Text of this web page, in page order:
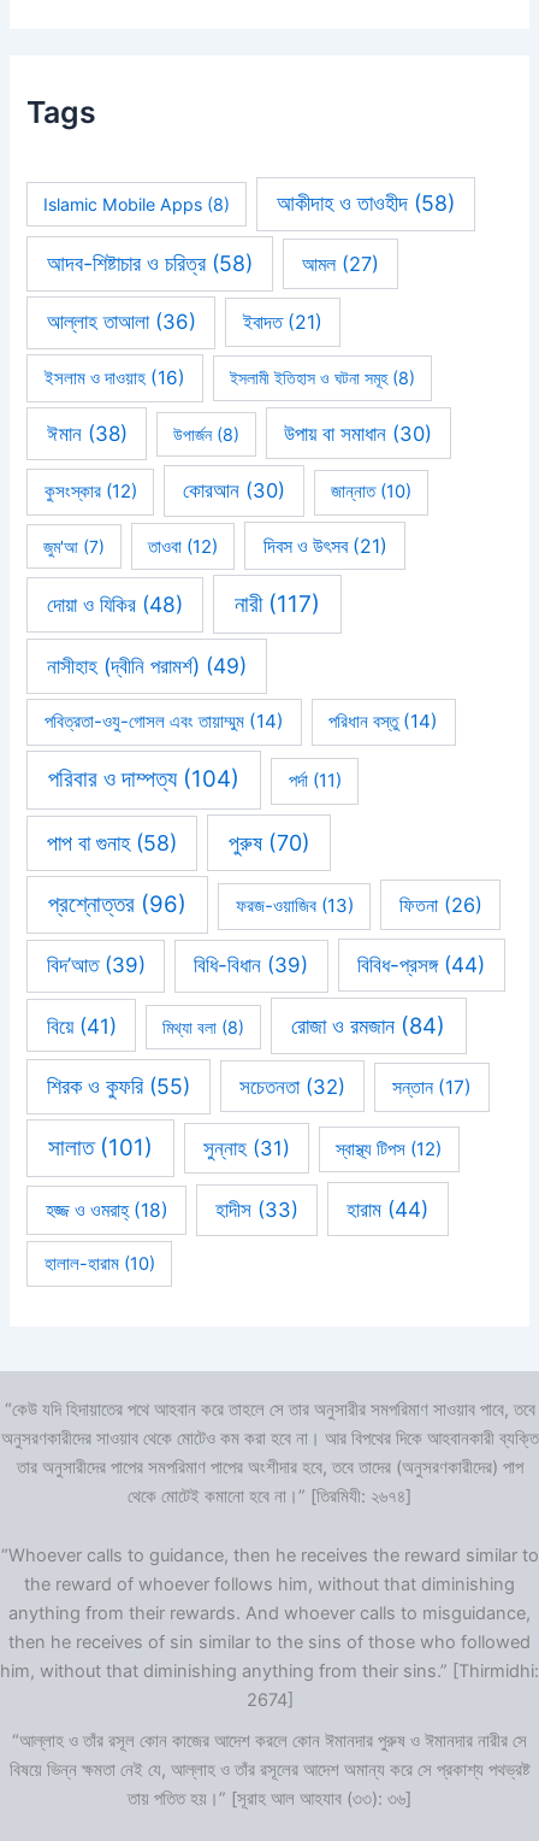
Tags
Islamic Mobile Apps (8) আকীদাহ ও তাওহীদ(58)
আদব-শিষ্টাচার ও চরিত্র(58) আমল(27)
আল্লাহ তাআলা(36) ইবাদত(21)
ইসলাম ও দাওয়াহ (16) ইসলামী ইতিহাস ও ঘটনা সমূহ(8)
ঈমান(38) উপার্জন(8) উপায় বা সমাধান (30)
কুসংস্কার(12) কোরআন (30) জান্নাত(10)
জুম'আ (7) তাওবা (12) দিবস ও উৎসব(21)
দোয়া ও যিকির (48) নারী(117)
নাসীহাহ (দ্বীনি পরামর্শ) (49)
পবিত্রতা-ওযু-গোসল এবং তায়াম্মুম (14) পরিধান বস্তু(14)
পরিবার ও দাম্পত্য(104) পর্দা(11)
পাপ বা গুনাহ(58) পুরুষ(70)
প্রশ্নোত্তর (96) ফরজ-ওয়াজিব(13) ফিতনা(26)
বিদ’আত(39) বিধি-বিধান (39) বিবিধ-প্রসঙ্গ(44)
বিয়ে(41) মিথ্যা বলা(8) রোজা ও রমজান (84)
শিরক ও কুফরি(55) সচেতনতা(32) সন্তান(17)
সালাত(101) সুন্নাহ (31) স্বাস্থ্য টিপস (12)
হজ্জ ও ওমরাহ্‌(18) হাদীস(33) হারাম (44)
হালাল-হারাম(10)
“কেউ যদি হিদায়াতের পথে আহবান করে তাহলে সে তার অনুসারীর সমপরিমাণ সাওয়াব পাবে, তবে
অনুসরণকারীদের সাওয়াব থেকে মোটেও কম করা হবে না। আর বিপথের দিকে আহবানকারী ব্যক্তি
তার অনুসারীদের পাপের সমপরিমাণ পাপের অংশীদার হবে, তবে তাদের (অনুসরণকারীদের) পাপ
থেকে মোটেই কমানো হবে না।” [তিরমিযী: ২৬৭৪]
“Whoever calls to guidance, then he receives the reward similar to
the reward of whoever follows him, without that diminishing
anything from their rewards. And whoever calls to misguidance,
then he receives of sin similar to the sins of those who followed
him, without that diminishing anything from their sins.” [Thirmidhi:
2674]
“আল্লাহ ও তাঁর রসূল কোন কাজের আদেশ করলে কোন ঈমানদার পুরুষ ও ঈমানদার নারীর সে
বিষয়ে ভিন্ন ক্ষমতা নেই যে, আল্লাহ ও তাঁর রসূলের আদেশ অমান্য করে সে প্রকাশ্য পথভ্রষ্ট
তায় পতিত হয়।” [সূরাহ আল আহযাব (৩৩): ৩৬]